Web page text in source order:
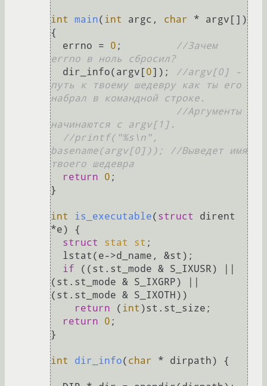
int main( int argc, char * argv[])
{
  errno =
0 ;
//Зачем
errno в ноль сбросил?
  dir_info(argv[
0]);
//argv[0] -
путь к твоему шедевру как ты его
набрал в командной строке.
//Аргументы
начинаются с argv[1].
//printf("%s\n",
basename(argv[0])); //Выведет имя
твоего шедевра
return
0 ;
}
int is_executable( struct
dirent
*e)
{
struct
stat st ;
if ((st.st_mode & S_IXUSR) ||
(st.st_mode & S_IXGRP) ||
(st.st_mode & S_IXOTH))
return ( int )st.st_size;
return
0 ;
}
int dir_info( char * dirpath) {